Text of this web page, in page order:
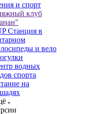
и спорт
клуб
Станция в
и вело
водных
спорта
на